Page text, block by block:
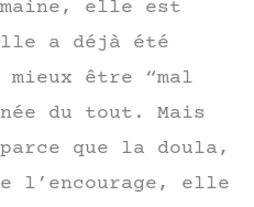
elle est
a déjà été
être “mal
du tout. Mais
que la doula,
l’encourage, elle